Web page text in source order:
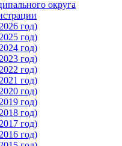
округа
год)
год)
год)
год)
год)
год)
год)
год)
год)
год)
год)